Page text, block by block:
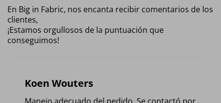
En Big in Fabric, nos encanta recibir comentarios de los
clientes,
¡Estamos orgullosos de la puntuación que
conseguimos!
Koen Wouters